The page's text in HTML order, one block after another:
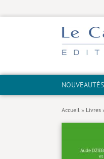
Accueil » Livres